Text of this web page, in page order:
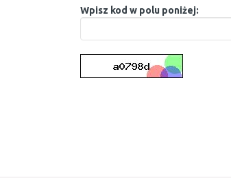
Wpisz kod w polu poniżej: